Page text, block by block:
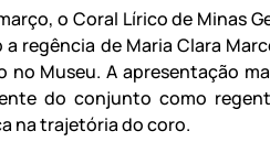
o Coral Lírico de Minas
a regência de Maria Clara
no Museu. A apresentação
do conjunto como
na trajetória do coro.